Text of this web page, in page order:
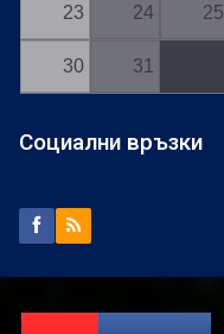
23 24 25
30 31
Социални връзки